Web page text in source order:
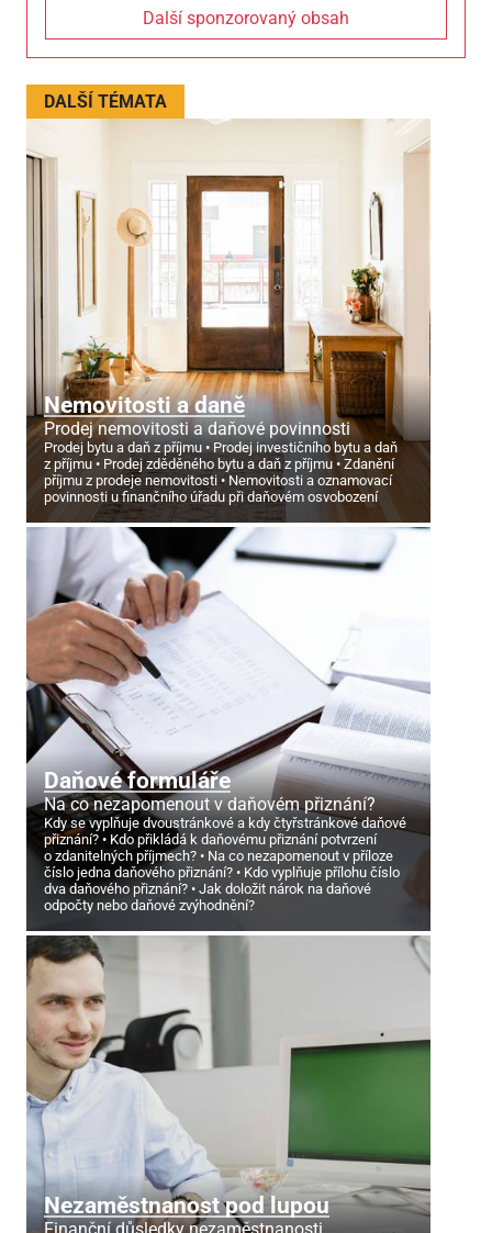
Další sponzorovaný obsah
DALŠÍ TÉMATA
Nemovitosti a daně
Prodej nemovitosti a daňové povinnosti
Prodej bytu a daň z příjmu
Prodej investičního bytu a daň
z příjmu
Prodej zděděného bytu a daň z příjmu
Zdanění
příjmu z prodeje nemovitosti
Nemovitosti a oznamovací
povinnosti u finančního úřadu při daňovém osvobození
Daňové formuláře
Na co nezapomenout v daňovém přiznání?
Kdy se vyplňuje dvoustránkové a kdy čtyřstránkové daňové
přiznání?
Kdo přikládá k daňovému přiznání potvrzení
o zdanitelných příjmech?
Na co nezapomenout v příloze
číslo jedna daňového přiznání?
Kdo vyplňuje přílohu číslo
dva daňového přiznání?
Jak doložit nárok na daňové
odpočty nebo daňové zvýhodnění?
Nezaměstnanost pod lupou